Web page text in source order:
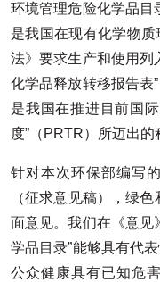
环境管理危险化学品目
是我国在现有化学物质
法》要求生产和使用列
化学品释放转移报告表
是我国在推进目前国
度”（PRTR）所迈出的
针对本次环保部编写
（征求意见稿），绿
面意见。我们在《意见
学品目录”能够具有代
公众健康具有已知危